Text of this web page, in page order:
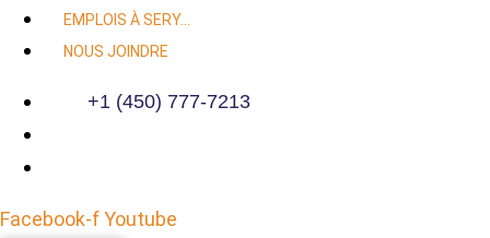
EMPLOIS À SERY…
NOUS JOINDRE
+1 (450) 777-7213
Facebook-fYoutube